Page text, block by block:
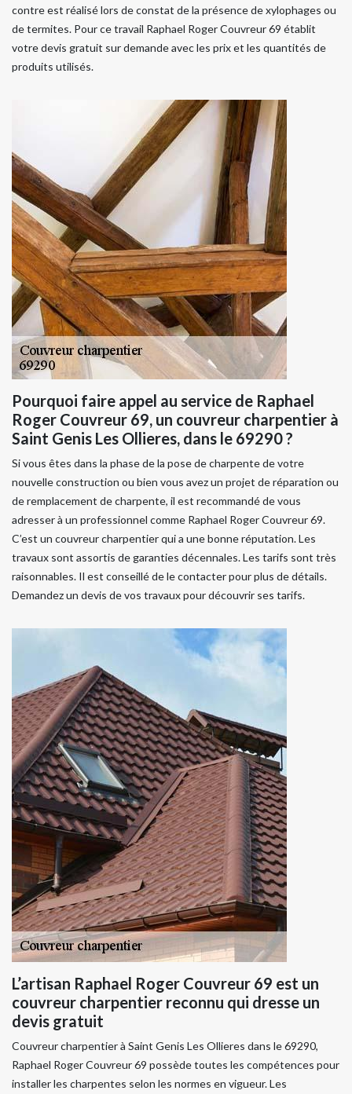
contre est réalisé lors de constat de la présence de xylophages ou
de termites. Pour ce travail Raphael Roger Couvreur 69 établit
votre devis gratuit sur demande avec les prix et les quantités de
produits utilisés.
Pourquoi faire appel au service de Raphael
Roger Couvreur 69, un couvreur charpentier à
Saint Genis Les Ollieres, dans le 69290 ?
Si vous êtes dans la phase de la pose de charpente de votre
nouvelle construction ou bien vous avez un projet de réparation ou
de remplacement de charpente, il est recommandé de vous
adresser à un professionnel comme Raphael Roger Couvreur 69.
C’est un couvreur charpentier qui a une bonne réputation. Les
travaux sont assortis de garanties décennales. Les tarifs sont très
raisonnables. Il est conseillé de le contacter pour plus de détails.
Demandez un devis de vos travaux pour découvrir ses tarifs.
L’artisan Raphael Roger Couvreur 69 est un
couvreur charpentier reconnu qui dresse un
devis gratuit
Couvreur charpentier à Saint Genis Les Ollieres dans le 69290,
Raphael Roger Couvreur 69 possède toutes les compétences pour
installer les charpentes selon les normes en vigueur. Les